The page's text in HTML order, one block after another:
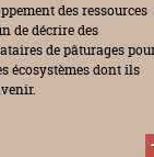
des ressources
de décrire des
de pâturages
écosystèmes dont ils